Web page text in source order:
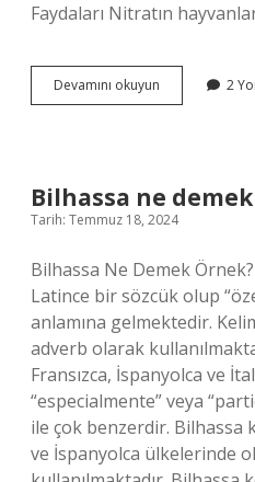
Faydaları Nitratın
Devamını okuyun
nedir
2
Bilhassa ne
Tarih: Temmuz 18, 2024
Bilhassa Ne Demek
Latince bir sözcük olup
anlamına gelmektedir.
adverb olarak
Fransızca, İspanyolca ve
“especialmente” veya
ile çok benzerdir. Bilhassa
ve İspanyolca ülkelerinde